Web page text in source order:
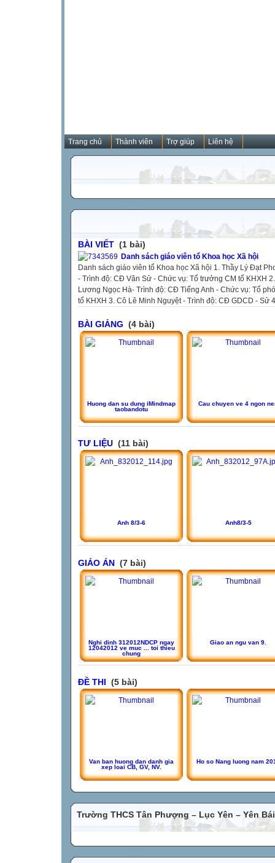
Trang chủ Thành viên Trợ giúp Liên hệ
BÀI VIẾT (1 bài)
Danh sách giáo viên tổ Khoa học Xã hội
Danh sách giáo viên tổ Khoa học Xã hội 1. Thầy Lý Đạt
- Trình độ: CĐ Văn Sử - Chức vụ: Tổ trưởng CM tổ KHXH
Lương Ngọc Hà- Trình độ: CĐ Tiếng Anh - Chức vụ: Tổ
tổ KHXH 3. Cô Lê Minh Nguyệt - Trình độ: CĐ GDCD - Sử
BÀI GIẢNG (4 bài)
Huong dan su dung iMindmap
taobandotu
Cau chuyen ve 4 ngon
TƯ LIỆU (11 bài)
Anh 8/3-6 Anh8/3-5
GIÁO ÁN (7 bài)
Nghi dinh 312012NDCP ngay
12042012 ve muc ... toi thieu
chung
Giao an ngu van 9.
ĐỀ THI (5 bài)
Van ban huong dan danh gia
xep loai CB, GV, NV.
Ho so Nang luong nam
Trường THCS Tân Phượng – Lục Yên – Yên Bái